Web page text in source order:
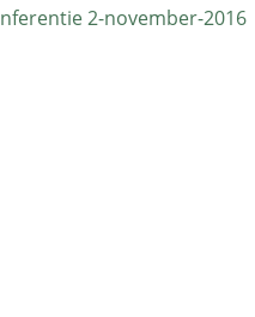
2-november-2016